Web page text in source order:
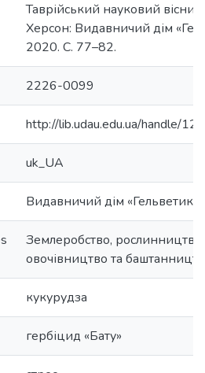
Таврійський науковий
Херсон: Видавничий дім
2020. С. 77–82.
2226-0099
http://lib.udau.edu.ua/handle/
uk_UA
Видавничий дім «Гельветика»
Землеробство, рослинництво,
овочівництво та
кукурудза
гербіцид «Бату»